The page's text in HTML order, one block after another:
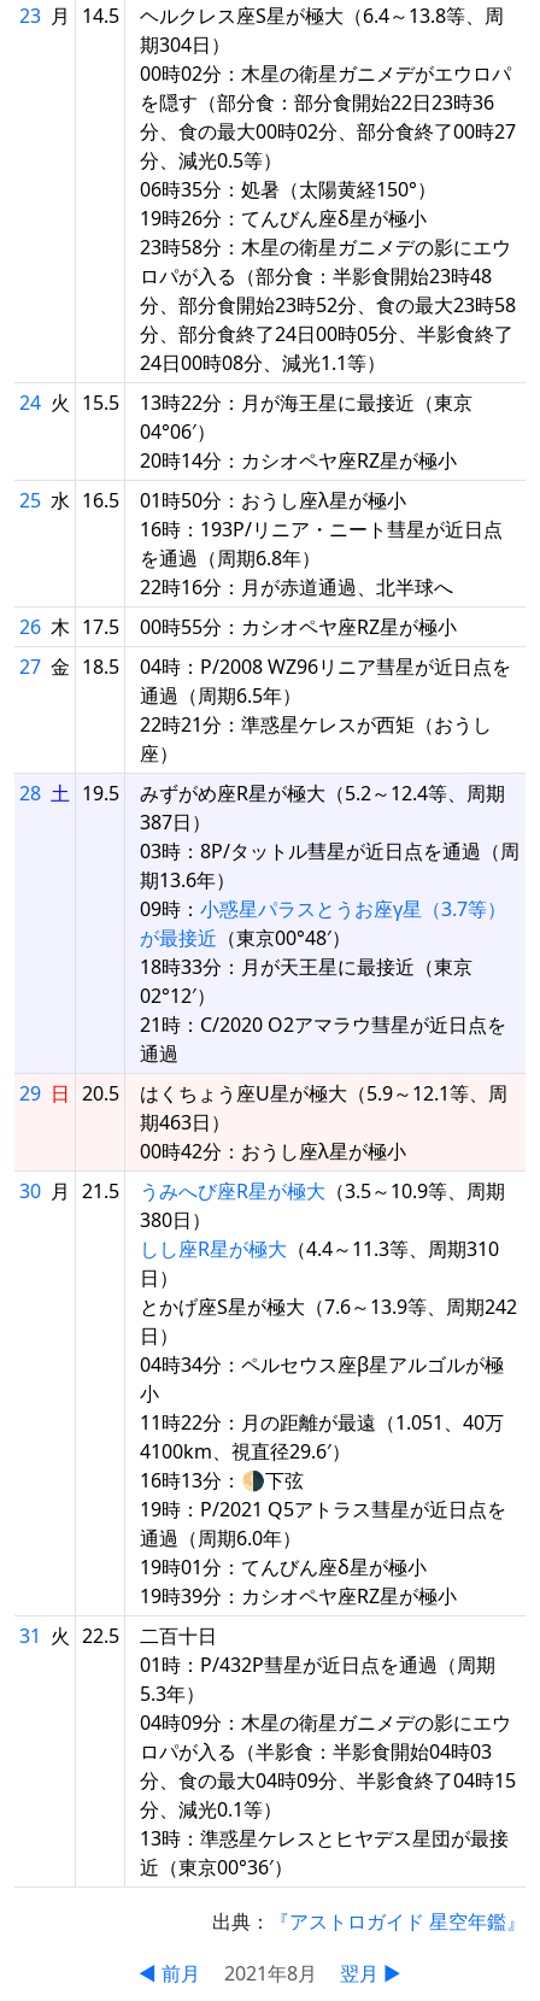
23 月 14.5
ヘルクレス座S星が極大（6.4～13.8等、周
期304日）
00時02分：木星の衛星ガニメデがエウロパ
を隠す（部分食：部分食開始22日23時36
分、食の最大00時02分、部分食終了00時27
分、減光0.5等）
06時35分：処暑（太陽黄経150°）
19時26分：てんびん座δ星が極小
23時58分：木星の衛星ガニメデの影にエウ
ロパが入る（部分食：半影食開始23時48
分、部分食開始23時52分、食の最大23時58
分、部分食終了24日00時05分、半影食終了
24日00時08分、減光1.1等）
24 火 15.5
13時22分：月が海王星に最接近（東京
04°06′）
20時14分：カシオペヤ座RZ星が極小
25 水 16.5
01時50分：おうし座λ星が極小
16時：193P/リニア・ニート彗星が近日点
を通過（周期6.8年）
22時16分：月が赤道通過、北半球へ
26 木 17.5
00時55分：カシオペヤ座RZ星が極小
27 金 18.5
04時：P/2008 WZ96リニア彗星が近日点を
通過（周期6.5年）
22時21分：準惑星ケレスが西矩（おうし
座）
28 土 19.5
みずがめ座R星が極大（5.2～12.4等、周期
387日）
03時：8P/タットル彗星が近日点を通過（周
期13.6年）
09時： 小惑星パラスとうお座γ星（3.7等）
が最接近 （東京00°48′）
18時33分：月が天王星に最接近（東京
02°12′）
21時：C/2020 O2アマラウ彗星が近日点を
通過
29 日 20.5
はくちょう座U星が極大（5.9～12.1等、周
期463日）
00時42分：おうし座λ星が極小
30 月 21.5 うみへび座R星が極大 （3.5～10.9等、周期
380日）
しし座R星が極大 （4.4～11.3等、周期310
日）
とかげ座S星が極大（7.6～13.9等、周期242
日）
04時34分：ペルセウス座β星アルゴルが極
小
11時22分：月の距離が最遠（1.051、40万
4100km、視直径29.6′）
16時13分：🌗下弦
19時：P/2021 Q5アトラス彗星が近日点を
通過（周期6.0年）
19時01分：てんびん座δ星が極小
19時39分：カシオペヤ座RZ星が極小
31 火 22.5
二百十日
01時：P/432P彗星が近日点を通過（周期
5.3年）
04時09分：木星の衛星ガニメデの影にエウ
ロパが入る（半影食：半影食開始04時03
分、食の最大04時09分、半影食終了04時15
分、減光0.1等）
13時：準惑星ケレスとヒヤデス星団が最接
近（東京00°36′）
出典：
『アストロガイド 星空年鑑』
◀ 前月
2021年8月 翌月 ▶